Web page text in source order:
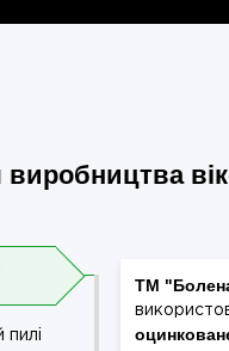
виробництва
пилі
ТМ